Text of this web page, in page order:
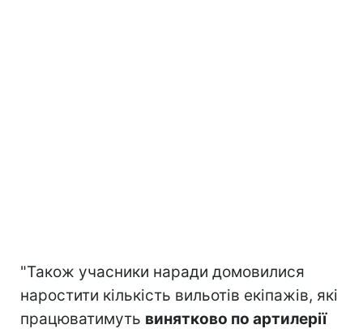
"Також учасники наради домовилися
наростити кількість вильотів екіпажів, які
працюватимуть винятково по артилерії